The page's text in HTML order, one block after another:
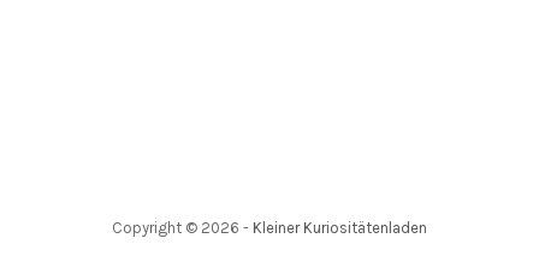
Copyright © 2026 - Kleiner Kuriositätenladen